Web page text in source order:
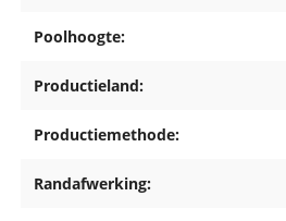
Poolhoogte:
Productieland:
Productiemethode:
Randafwerking: